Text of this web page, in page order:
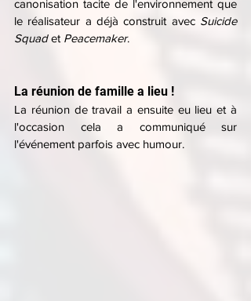
canonisation tacite de l'environnement que
le réalisateur a déjà construit avec Suicide
Squad et Peacemaker.
La réunion de famille a lieu !
La réunion de travail a ensuite eu lieu et à
l'occasion cela a communiqué sur
l'événement parfois avec humour.